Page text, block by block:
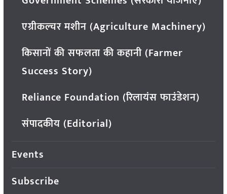
एग्रीकल्चर मशीन (Agriculture Machinery)
किसानों की सफलता की कहानी (Farmer
Success Story)
Reliance Foundation (रिलायंस फाउंडेशन)
संपादकीय (Editorial)
Events
Subscribe